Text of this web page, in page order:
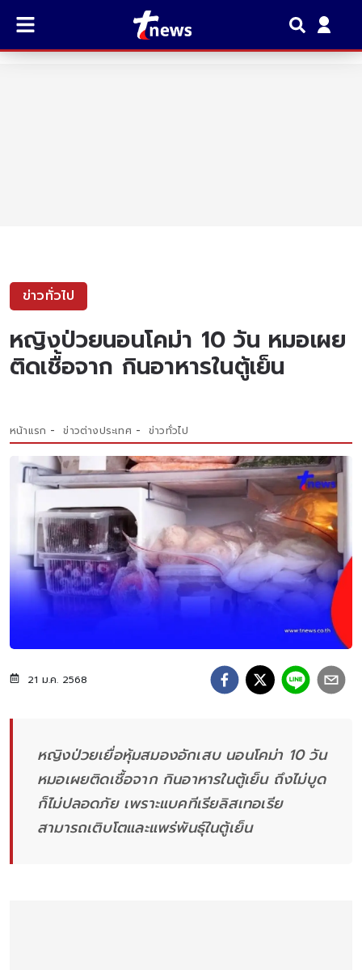
ข่าวทั่วไป
หญิงป่วยนอนโคม่า 10 วัน หมอเผย
ติดเชื้อจาก กินอาหารในตู้เย็น
หน้าแรก ข่าวต่างประเทศ ข่าวทั่วไป
21 ม.ค. 2568
หญิงป่วยเยื่อหุ้มสมองอักเสบ นอนโคม่า 10 วัน
หมอเผยติดเชื้อจาก กินอาหารในตู้เย็น ถึงไม่บูด
ก็ไม่ปลอดภัย เพราะแบคทีเรียลิสเทอเรีย
สามารถเติบโตและแพร่พันธุ์ในตู้เย็น